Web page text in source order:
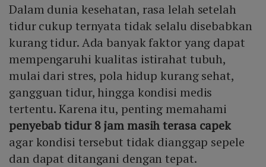
Mute
Dalam dunia kesehatan, rasa lelah setelah
tidur cukup ternyata tidak selalu disebabkan
kurang tidur. Ada banyak faktor yang dapat
mempengaruhi kualitas istirahat tubuh,
mulai dari stres, pola hidup kurang sehat,
gangguan tidur, hingga kondisi medis
tertentu. Karena itu, penting memahami
penyebab tidur 8 jam masih terasa capek
agar kondisi tersebut tidak dianggap sepele
dan dapat ditangani dengan tepat.